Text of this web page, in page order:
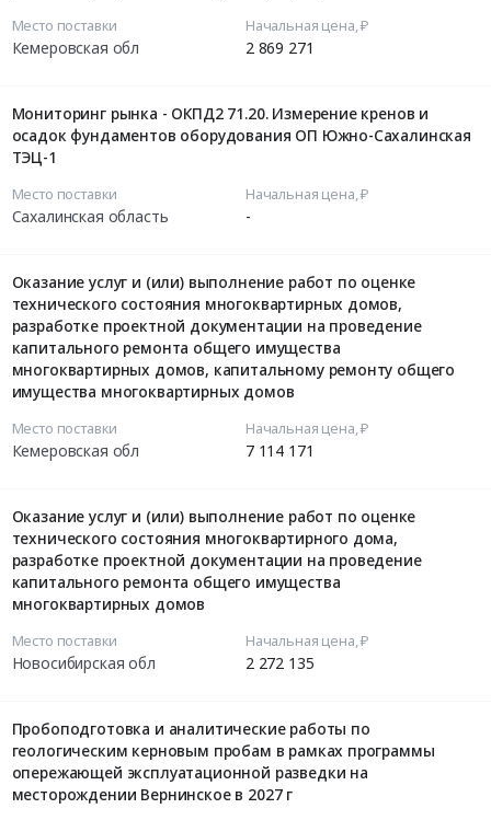
Место поставки
Кемеровская обл
Начальная цена, ₽
2 869 271
Мониторинг рынка - ОКПД2 71.20. Измерение кренов и
осадок фундаментов оборудования ОП Южно-Сахалинская
ТЭЦ-1
Место поставки
Сахалинская область
Начальная цена, ₽
-
Оказание услуг и (или) выполнение работ по оценке
технического состояния многоквартирных домов,
разработке проектной документации на проведение
капитального ремонта общего имущества
многоквартирных домов, капитальному ремонту общего
имущества многоквартирных домов
Место поставки
Кемеровская обл
Начальная цена, ₽
7 114 171
Оказание услуг и (или) выполнение работ по оценке
технического состояния многоквартирного дома,
разработке проектной документации на проведение
капитального ремонта общего имущества
многоквартирных домов
Место поставки
Новосибирская обл
Начальная цена, ₽
2 272 135
Пробоподготовка и аналитические работы по
геологическим керновым пробам в рамках программы
опережающей эксплуатационной разведки на
месторождении Вернинское в 2027 г